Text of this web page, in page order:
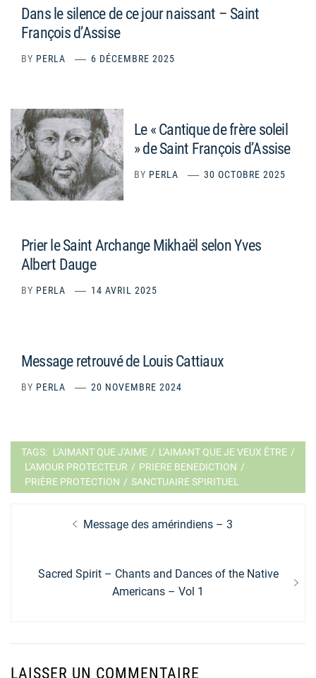
Dans le silence de ce jour naissant – Saint
François d’Assise
BY PERLA 6 DÉCEMBRE 2025
Le « Cantique de frère soleil
» de Saint François d’Assise
BY PERLA 30 OCTOBRE 2025
Prier le Saint Archange Mikhaël selon Yves
Albert Dauge
BY PERLA 14 AVRIL 2025
Message retrouvé de Louis Cattiaux
BY PERLA 20 NOVEMBRE 2024
TAGS: L'AIMANT QUE J'AIME / L'AIMANT QUE JE VEUX ÊTRE /
L'AMOUR PROTECTEUR / PRIERE BENEDICTION /
PRIÈRE PROTECTION / SANCTUAIRE SPIRITUEL
NavigationPrevious
Message des amérindiens – 3
Next
Sacred Spirit – Chants and Dances of the Native
Americans – Vol 1
LAISSER UN COMMENTAIRE